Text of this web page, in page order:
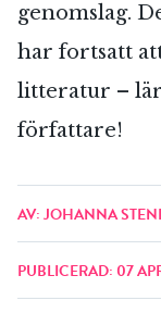
genomslag.
har fortsatt
litteratur –
författare!
AV: JOHANNA
PUBLICERAD: 07